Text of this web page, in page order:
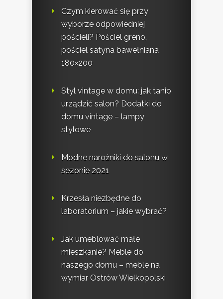
Czym kierować się przy
wyborze odpowiedniej
pościeli? Pościel greno,
pościel satyna bawełniana
180×200
Styl vintage w domu: jak tanio
urządzić salon? Dodatki do
domu vintage – lampy
stylowe
Modne narożniki do salonu w
sezonie 2021
Krzesła niezbędne do
laboratorium – jakie wybrać?
Jak umeblować małe
mieszkanie? Meble do
naszego domu – meble na
wymiar Ostrów Wielkopolski